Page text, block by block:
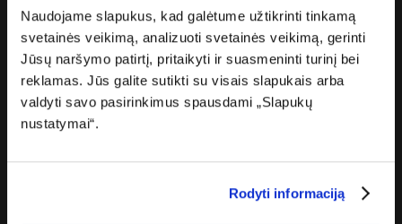
Naudojame slapukus, kad galėtume užtikrinti tinkamą
svetainės veikimą, analizuoti svetainės veikimą, gerinti
Jūsų naršymo patirtį, pritaikyti ir suasmeninti turinį bei
reklamas. Jūs galite sutikti su visais slapukais arba
valdyti savo pasirinkimus spausdami „Slapukų
nustatymai“.
Rodyti informaciją
Apie „Cgates“
Apie mus
Karjera
Žiniasklaidai